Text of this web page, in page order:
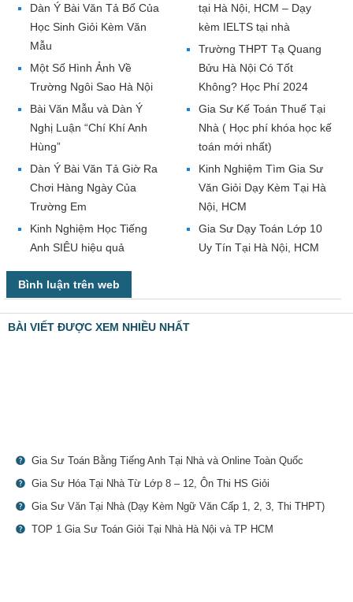
Dàn Ý Bài Văn Tả Bố Của
Học Sinh Giỏi Kèm Văn
Mẫu
Một Số Hình Ảnh Về
Trường Ngôi Sao Hà Nội
Bài Văn Mẫu và Dàn Ý
Nghị Luận “Chí Khí Anh
Hùng”
Dàn Ý Bài Văn Tả Giờ Ra
Chơi Hàng Ngày Của
Trường Em
Kinh Nghiệm Học Tiếng
Anh SIÊU hiệu quả
tại Hà Nội, HCM – Dạy
kèm IELTS tại nhà
Trường THPT Tạ Quang
Bửu Hà Nội Có Tốt
Không? Học Phí 2024
Gia Sư Kế Toán Thuế Tại
Nhà ( Học phí khóa học kế
toán mới nhất)
Kinh Nghiệm Tìm Gia Sư
Văn Giỏi Dạy Kèm Tại Hà
Nội, HCM
Gia Sư Dạy Toán Lớp 10
Uy Tín Tại Hà Nội, HCM
Bình luận trên web
BÀI VIẾT ĐƯỢC XEM NHIỀU NHẤT
Gia Sư Toán Bằng Tiếng Anh Tại Nhà và Online Toàn Quốc
Gia Sư Hóa Tại Nhà Từ Lớp 8 – 12, Ôn Thi HS Giỏi
Gia Sư Văn Tại Nhà (Dạy Kèm Ngữ Văn Cấp 1, 2, 3, Thi THPT)
TOP 1 Gia Sư Toán Giỏi Tại Nhà Hà Nội và TP HCM